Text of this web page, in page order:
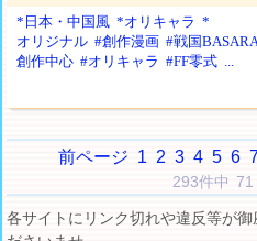
*日本・中国風 *オリキャラ *
オリジナル #創作漫画 #戦国
創作中心 #オリキャラ #FF零式 ...
前ページ 1 2 3 4 5 6
293件中 71
各サイトにリンク切れや違反等が